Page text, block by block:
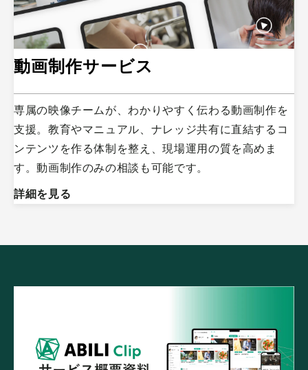
動画制作サービス
専属の映像チームが、わかりやすく伝わる動画制作を
支援。教育やマニュアル、ナレッジ共有に直結するコ
ンテンツを作る体制を整え、現場運用の質を高めま
す。動画制作のみの相談も可能です。
詳細を見る